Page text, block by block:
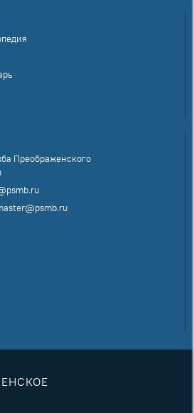
Преображенского